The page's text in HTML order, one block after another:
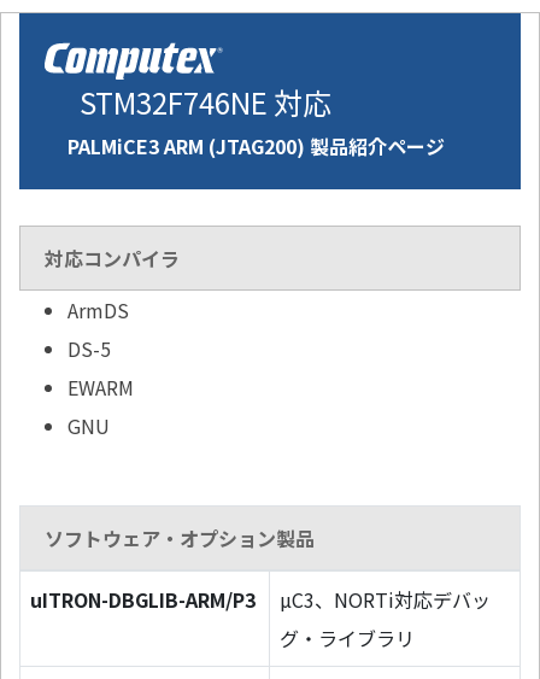
STM32F746NE 対応
PALMiCE3 ARM (JTAG200) 製品紹介ページ
対応コンパイラ
ArmDS
DS-5
EWARM
GNU
ソフトウェア・オプション製品
uITRON-DBGLIB-ARM/P3
µC3、NORTi対応デバッ
グ・ライブラリ